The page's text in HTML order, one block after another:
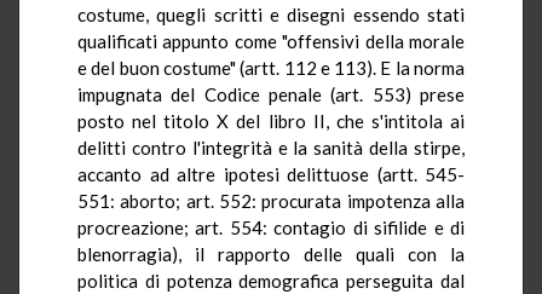
costume, quegli scritti e disegni essendo stati
qualificati appunto come "offensivi della morale
e del buon costume" (artt. 112 e 113). E la norma
impugnata del Codice penale (art. 553) prese
posto nel titolo X del libro II, che s'intitola ai
delitti contro l'integrità e la sanità della stirpe,
accanto ad altre ipotesi delittuose (artt. 545-
551: aborto; art. 552: procurata impotenza alla
procreazione; art. 554: contagio di sifilide e di
blenorragia), il rapporto delle quali con la
politica di potenza demografica perseguita dal